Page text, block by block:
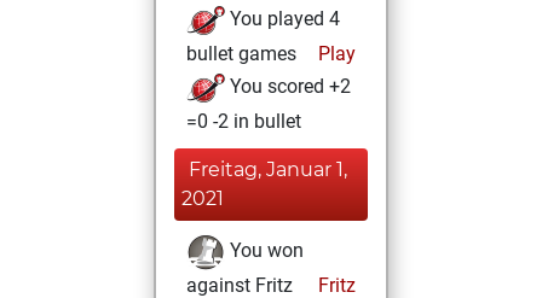
You played 4
bullet games
Play
You scored +2
=0 -2 in bullet
Freitag, Januar 1,
2021
You won
against Fritz
Fritz